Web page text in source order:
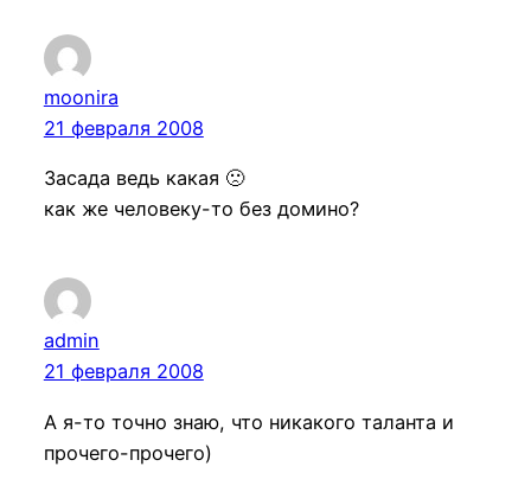
moonira
21 февраля 2008
Засада ведь какая 🙁
как же человеку-то без домино?
admin
21 февраля 2008
А я-то точно знаю, что никакого таланта и
прочего-прочего)